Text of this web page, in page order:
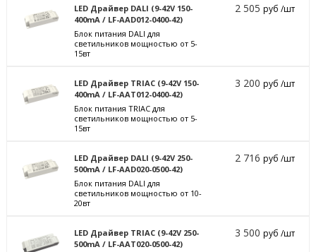
LED Драйвер DALI (9-42V 150-
400mA / LF-AAD012-0400-42)
Блок питания DALI для
светильников мощностью от 5-
15вт
2 505руб /шт
LED Драйвер TRIAC (9-42V 150-
400mA / LF-AAT012-0400-42)
Блок питания TRIAC для
светильников мощностью от 5-
15вт
3 200руб /шт
LED Драйвер DALI (9-42V 250-
500mA / LF-AAD020-0500-42)
Блок питания DALI для
светильников мощностью от 10-
20вт
2 716руб /шт
LED Драйвер TRIAC (9-42V 250-
500mA / LF-AAT020-0500-42)
3 500руб /шт